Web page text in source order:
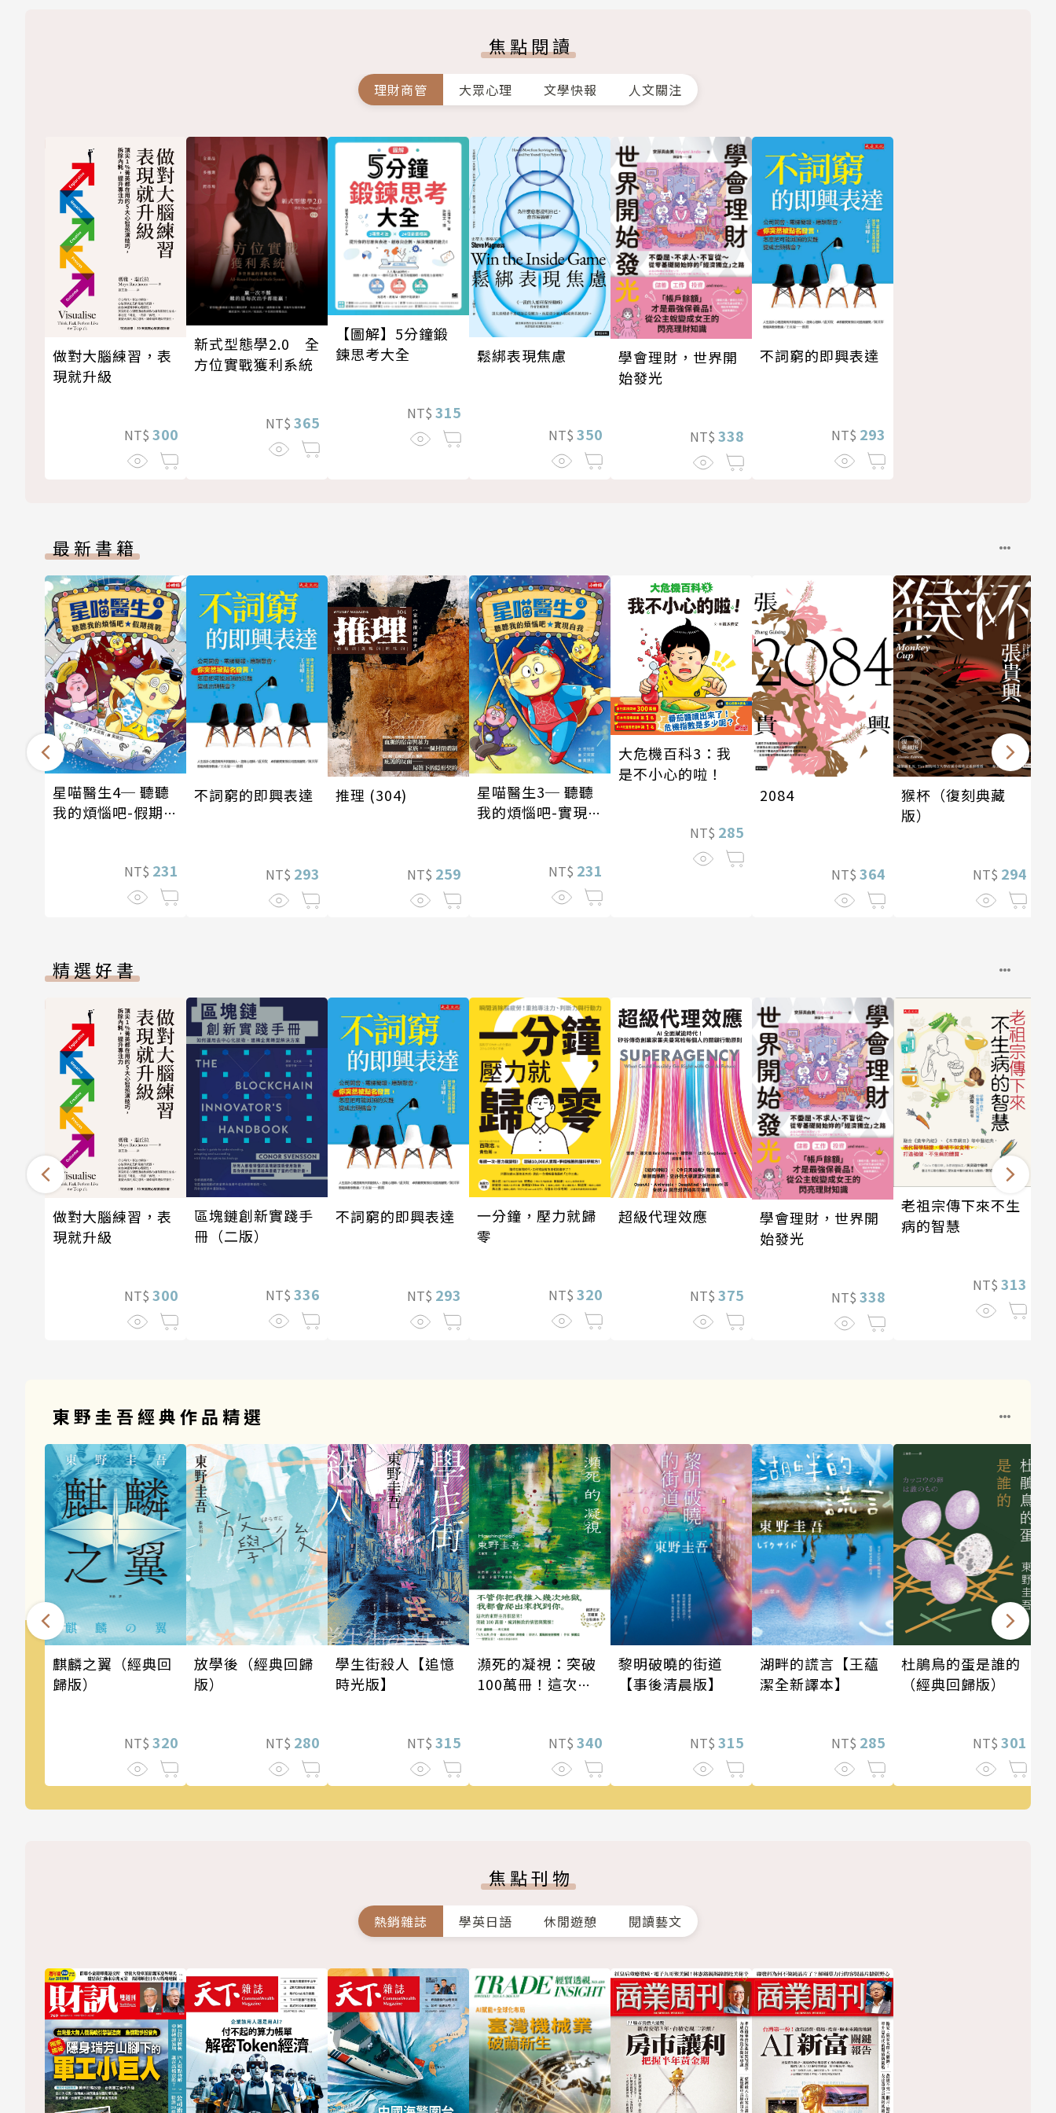
焦點閱讀
理財商管 大眾心理 文學快報 人文關注
做對大腦練習，表
現就升級
NT$ 300
新式型態學2.0 全
方位實戰獲利系統
NT$ 365
【圖解】5分鐘鍛
鍊思考大全
NT$ 315
鬆綁表現焦慮
NT$ 350
學會理財，世界開
始發光
NT$ 338
不詞窮的即興表達
NT$ 293
最新書籍
星喵醫生4─ 聽聽
我的煩惱吧-假期挑
NT$ 231
不詞窮的即興表達
NT$ 293
推理 (304)
NT$ 259
星喵醫生3─ 聽聽
我的煩惱吧-實現自
NT$ 231
大危機百科3：我
是不小心的啦！
NT$ 285
2084
NT$ 364
猴杯（復刻典藏
版）
NT$ 294
精選好書
做對大腦練習，表
現就升級
NT$ 300
區塊鏈創新實踐手
冊（二版）
NT$ 336
不詞窮的即興表達
NT$ 293
一分鐘，壓力就歸
零
NT$ 320
超級代理效應
NT$ 375
學會理財，世界開
始發光
NT$ 338
老祖宗傳下來不生
病的智慧
NT$ 313
東野圭吾經典作品精選
麒麟之翼（經典回
歸版）
NT$ 320
放學後（經典回歸
版）
NT$ 280
學生街殺人【追憶
時光版】
NT$ 315
瀕死的凝視：突破
100萬冊！這次的
NT$ 340
黎明破曉的街道
【事後清晨版】
NT$ 315
湖畔的謊言【王蘊
潔全新譯本】
NT$ 285
杜鵑鳥的蛋是誰的
（經典回歸版）
NT$ 301
焦點刊物
熱銷雜誌 學英日語 休閒遊憩 閱讀藝文